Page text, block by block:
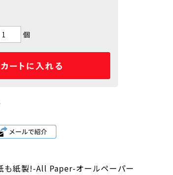
個
も紙製!-All Paper-オールペーパー